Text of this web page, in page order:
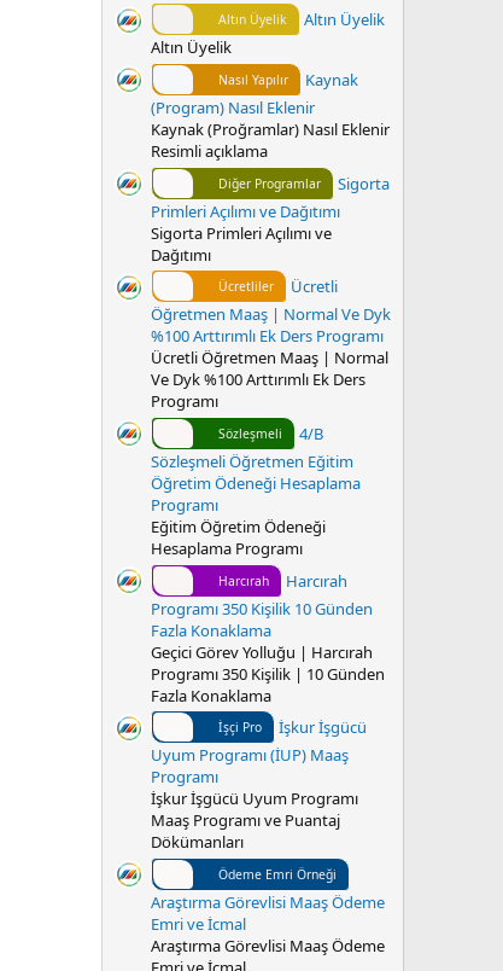
Altın Üyelik
Altın Üyelik
Altın Üyelik
Nasıl Yapılır
Kaynak
(Program) Nasıl Eklenir
Kaynak (Proğramlar) Nasıl Eklenir
Resimli açıklama
Diğer Programlar
Sigorta
Primleri Açılımı ve Dağıtımı
Sigorta Primleri Açılımı ve
Dağıtımı
Ücretliler
Ücretli
Öğretmen Maaş | Normal Ve Dyk
%100 Arttırımlı Ek Ders Programı
Ücretli Öğretmen Maaş | Normal
Ve Dyk %100 Arttırımlı Ek Ders
Programı
Sözleşmeli
4/B
Sözleşmeli Öğretmen Eğitim
Öğretim Ödeneği Hesaplama
Programı
Eğitim Öğretim Ödeneği
Hesaplama Programı
Harcırah
Harcırah
Programı 350 Kişilik 10 Günden
Fazla Konaklama
Geçici Görev Yolluğu | Harcırah
Programı 350 Kişilik | 10 Günden
Fazla Konaklama
İşçi Pro
İşkur İşgücü
Uyum Programı (İUP) Maaş
Programı
İşkur İşgücü Uyum Programı
Maaş Programı ve Puantaj
Dökümanları
Ödeme Emri Örneği
Araştırma Görevlisi Maaş Ödeme
Emri ve İcmal
Araştırma Görevlisi Maaş Ödeme